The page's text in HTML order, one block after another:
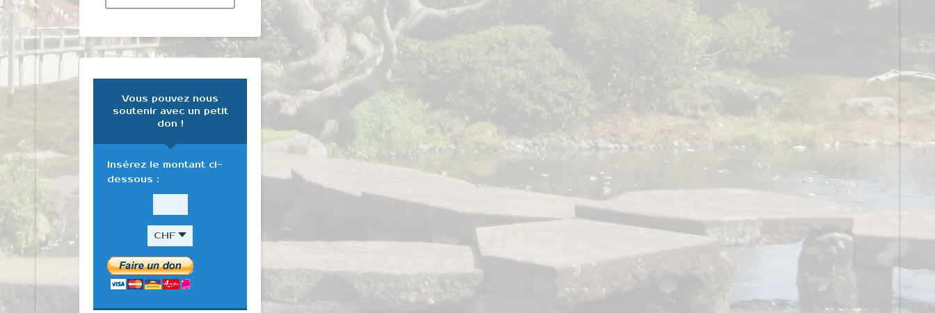
Vous pouvez nous
soutenir avec un petit
don !
Insérez le montant ci-
dessous :